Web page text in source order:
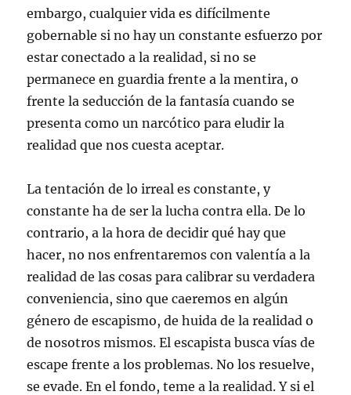
embargo, cualquier vida es difícilmente
gobernable si no hay un constante esfuerzo por
estar conectado a la realidad, si no se
permanece en guardia frente a la mentira, o
frente la seducción de la fantasía cuando se
presenta como un narcótico para eludir la
realidad que nos cuesta aceptar.
La tentación de lo irreal es constante, y
constante ha de ser la lucha contra ella. De lo
contrario, a la hora de decidir qué hay que
hacer, no nos enfrentaremos con valentía a la
realidad de las cosas para calibrar su verdadera
conveniencia, sino que caeremos en algún
género de escapismo, de huida de la realidad o
de nosotros mismos. El escapista busca vías de
escape frente a los problemas. No los resuelve,
se evade. En el fondo, teme a la realidad. Y si el